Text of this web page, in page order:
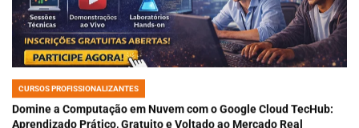
POSTED
IN
CURSOS PROFISSIONALIZANTES
Domine a Computação em Nuvem com o Google Cloud TecHub:
Aprendizado Prático, Gratuito e Voltado ao Mercado Real